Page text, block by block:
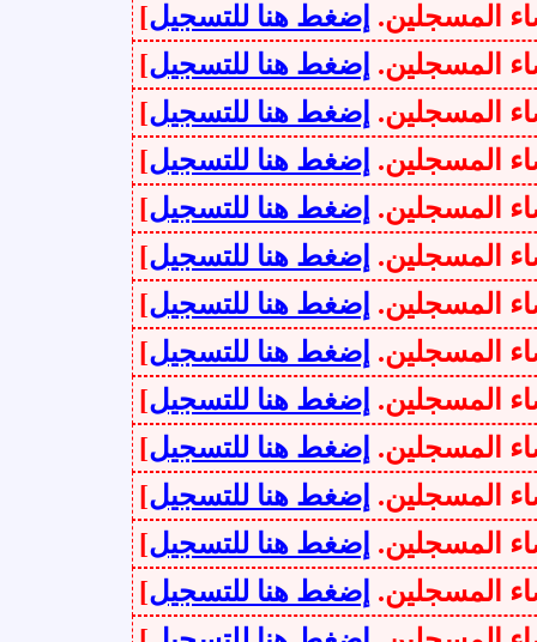
إضغط هنا للتسجيل]
إضغط هنا للتسجيل]
إضغط هنا للتسجيل]
إضغط هنا للتسجيل]
إضغط هنا للتسجيل]
إضغط هنا للتسجيل]
إضغط هنا للتسجيل]
إضغط هنا للتسجيل]
إضغط هنا للتسجيل]
إضغط هنا للتسجيل]
إضغط هنا للتسجيل]
إضغط هنا للتسجيل]
إضغط هنا للتسجيل]